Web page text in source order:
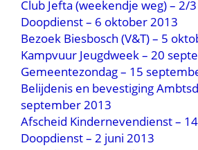
Club Jefta (weekendje weg) – 2/
Doopdienst – 6 oktober 2013
Bezoek Biesbosch (V&T) – 5
Kampvuur Jeugdweek – 20
Gemeentezondag – 15
Belijdenis en bevestiging
september 2013
Afscheid Kindernevendienst –
Doopdienst – 2 juni 2013